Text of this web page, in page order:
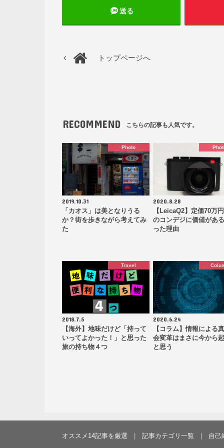
送る
トップページへ
RECOMMEND こちらの記事も人気です。
Photo
2019.10.31
「カオス」は美となりうる
か？街を歩きながら考えてみ
た
2020.8.28
【LeicaQ2】定価70万
のコンデジに価値があ
った理由
Travel
2018.7.5
【海外】地味だけど「持って
いってよかった！」と思った
旅の持ち物４つ
2020.6.24
【コラム】情報による
会変革はまさに今から
と思う
オススメ14記事を厳選 記事カテゴリ一覧 自己